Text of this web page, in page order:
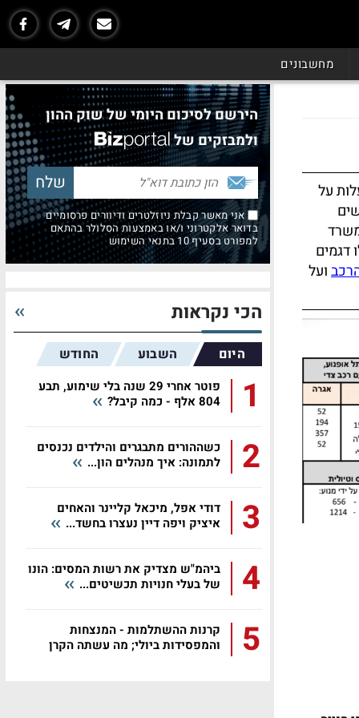
מחשבונים
על
דגמים
ועל
הירשם לסיכום היומי של שוק ההון
ולמבזקים של
אני מאשר קבלת ניוזלטרים ודיוורים פרסומיים
בדואר אלקטרוני ו/או באמצעות הסלולר בהתאם
למפורט בסעיף 10 בתנאי השימוש
הכי נקראות
היום השבוע החודש
1
פוטר אחרי 29 שנה בלי שימוע, תבע
804 אלף - כמה קיבל?
2
כשההורים מתבגרים והילדים נכנסים
לתמונה: איך מנהלים הון...
3
דודי אפל, מיכאל קליינר והאחים
איציק ויפה דיין נעצרו בחשד...
4
ביהמ"ש מצדיק את רשות המסים: הונו
של בעלי חנויות תכשיטים...
5
קרנות ההשתלמות - המנצחות
והמפסידות ביולי; מה עשתה הקרן